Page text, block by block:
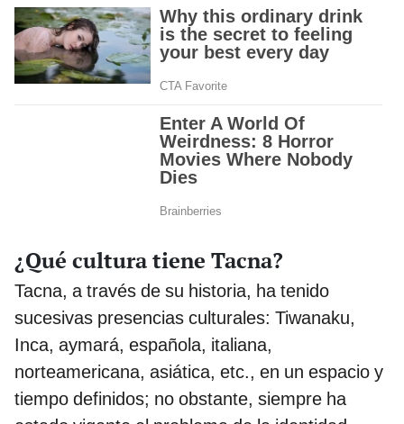
¿Qué cultura tiene Tacna?
Tacna, a través de su historia, ha tenido
sucesivas presencias culturales: Tiwanaku,
Inca, aymará, española, italiana,
norteamericana, asiática, etc., en un espacio y
tiempo definidos; no obstante, siempre ha